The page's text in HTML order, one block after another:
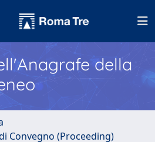
della
Convegno (Proceeding)